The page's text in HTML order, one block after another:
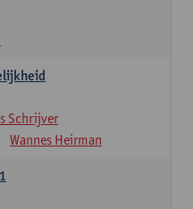
Schrijver
Wannes Heirman